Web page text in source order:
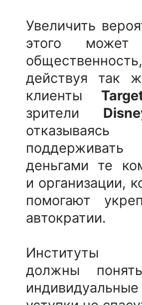
Увеличить
этого может
общественность,
действуя так
клиенты
зрители
отказываясь
поддерживать
деньгами те
и организации,
помогают
автократии.
Институты
должны
индивидуальные